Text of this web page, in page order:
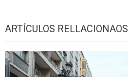
ARTÍCULOS RELLACIONAOS